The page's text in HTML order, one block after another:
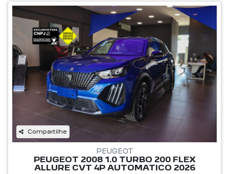
Compartilhe
PEUGEOT
PEUGEOT 2008 1.0 TURBO 200 FLEX
ALLURE CVT 4P AUTOMATICO 2026